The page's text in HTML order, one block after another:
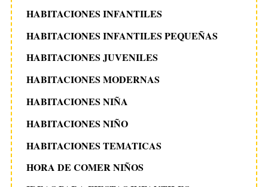
HABITACIONES INFANTILES
HABITACIONES INFANTILES PEQUEÑAS
HABITACIONES JUVENILES
HABITACIONES MODERNAS
HABITACIONES NIÑA
HABITACIONES NIÑO
HABITACIONES TEMATICAS
HORA DE COMER NIÑOS